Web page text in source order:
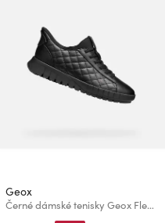
Geox
Černé dámské tenisky Geox Flextride Plus